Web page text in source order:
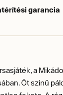
garancia
a
Öt színű